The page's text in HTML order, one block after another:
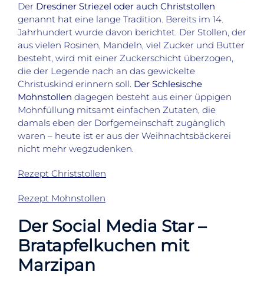
Der Dresdner Striezel oder auch Christstollen
genannt hat eine lange Tradition. Bereits im 14.
Jahrhundert wurde davon berichtet. Der Stollen, der
aus vielen Rosinen, Mandeln, viel Zucker und Butter
besteht, wird mit einer Zuckerschicht überzogen,
die der Legende nach an das gewickelte
Christuskind erinnern soll. Der Schlesische
Mohnstollen dagegen besteht aus einer üppigen
Mohnfüllung mitsamt einfachen Zutaten, die
damals eben der Dorfgemeinschaft zugänglich
waren – heute ist er aus der Weihnachtsbäckerei
nicht mehr wegzudenken.
Rezept Christstollen
Rezept Mohnstollen
Der Social Media Star –
Bratapfelkuchen mit
Marzipan